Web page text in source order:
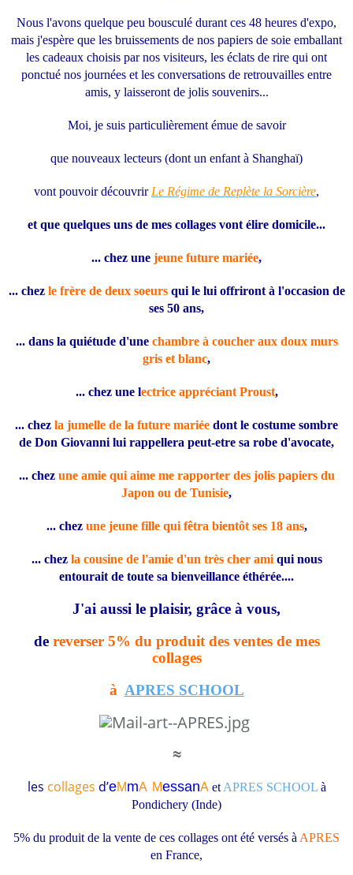
Nous l'avons quelque peu bousculé durant ces 48 heures d'expo,
mais j'espère que les bruissements de nos papiers de soie emballant
les cadeaux choisis par nos visiteurs, les éclats de rire qui ont
ponctué nos journées et les conversations de retrouvailles entre
amis, y laisseront de jolis souvenirs...
Moi, je suis particulièrement émue de savoir
que nouveaux lecteurs (dont un enfant à Shanghaï)
vont pouvoir découvrir Le Régime de Replète la Sorcière,
et que quelques uns de mes collages vont élire domicile...
... chez une jeune future mariée,
... chez le frère de deux soeursqui le lui offriront à l'occasion de
ses 50 ans,
... dans la quiétude d'une chambre à coucher aux doux murs
gris et blanc,
... chez une lectrice appréciant Proust,
... chez la jumelle de la future mariée dont le costume sombre
de Don Giovanni lui rappellera peut-etre sa robe d'avocate,
... chez une amie qui aime me rapporter des jolis papiers du
Japon ou de Tunisie,
... chez une jeune fille qui fêtra bientôt ses 18 ans,
... chez la cousine de l'amie d'un très cher amiqui nous
entourait de toute sa bienveillance éthérée....
J'ai aussi le plaisir, grâce à vous,
de reverser 5% du produit des ventes de mes
collages
à APRES SCHOOL
≈
les collages d’eMmA MessanA et APRES SCHOOL à
Pondichery (Inde)
5% du produit de la vente de ces collages ont été versés à APRES
en France,